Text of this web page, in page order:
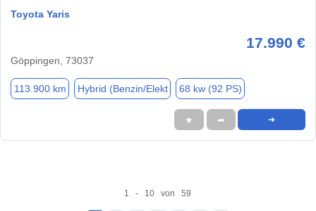
Toyota Yaris
17.990 €
Göppingen, 73037
113.900 km Hybrid (Benzin/Elekt 68 kw (92 PS)
★ ➦ ➜
1 - 10 von 59